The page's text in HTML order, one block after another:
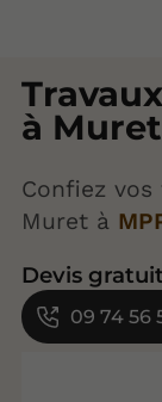
à Muret
Confiez
Muret à
Devis
09 74 56